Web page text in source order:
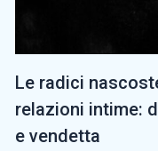
Le radici
relazioni intime:
e vendetta